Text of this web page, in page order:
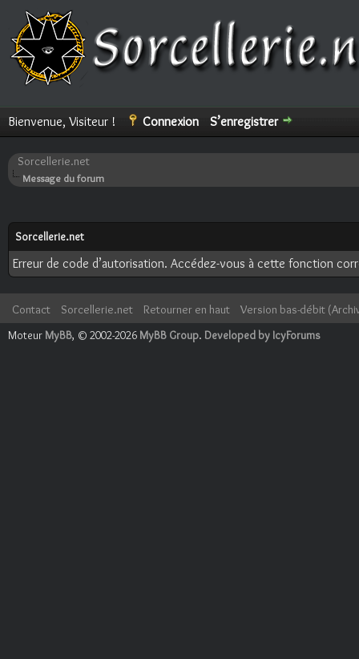
Bienvenue, Visiteur ! Connexion S’enregistrer
Sorcellerie.net
Message du forum
Sorcellerie.net
Erreur de code d’autorisation. Accédez-vous à cette fonction
Contact Sorcellerie.net Retourner en haut
Version bas-débit
Moteur MyBB, © 2002-2026 MyBB Group. Developed by IcyForums